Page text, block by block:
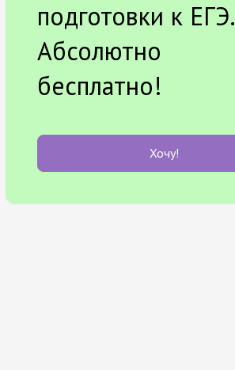
подготовки к ЕГЭ.
Абсолютно
бесплатно!
Хочу!